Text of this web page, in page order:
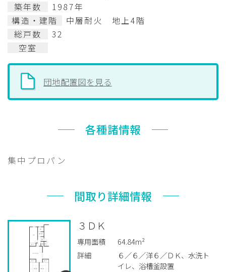
築年数
1987年
構造・建階
中層耐火 地上4階
総戸数
32
空室
団地配置図を見る
各種諸情報
集中プロパン
間取り詳細情報
３ＤＫ
専用面積
64.84m²
詳細
６／６／洋６／ＤＫ、水洗ト
イレ、浴槽釜設置